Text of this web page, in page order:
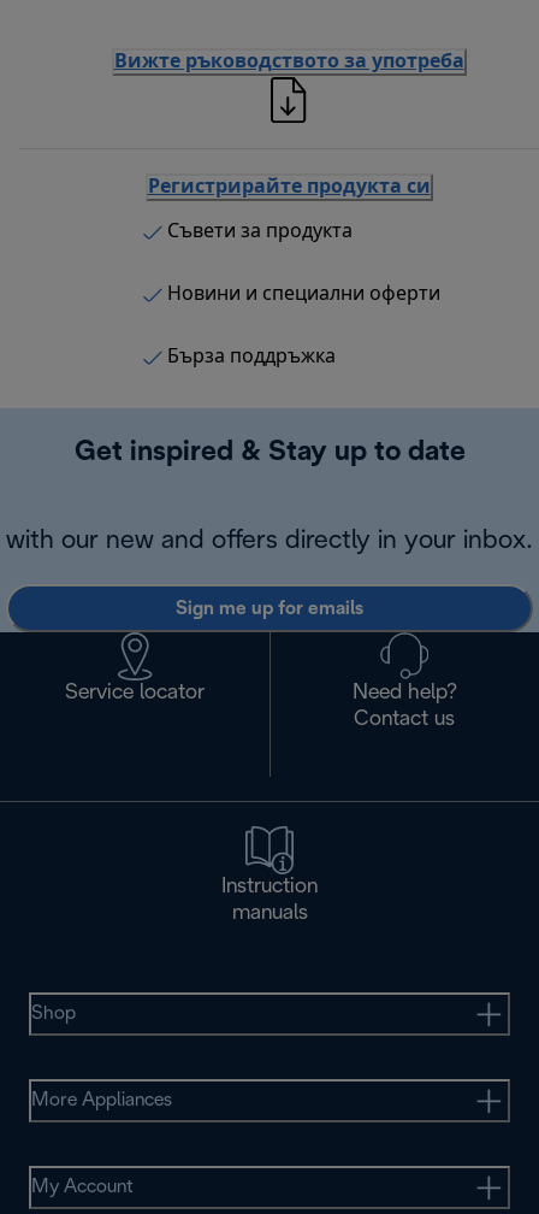
Вижте ръководството за употреба
Регистрирайте продукта си
Съвети за продукта
Новини и специални оферти
Бърза поддръжка
Get inspired & Stay up to date
with our new and offers directly in your inbox.
Sign me up for emails
Service locator
Need help?
Contact us
Instruction
manuals
Shop
More Appliances
My Account